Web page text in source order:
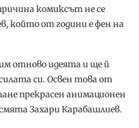
комиксът не се
който от години е фен на
отново идеята и ще й
си. Освен това от
прекрасен анимационен
Захари Карабашлиев.